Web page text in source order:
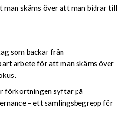
man skäms över att man bidrar till
som backar från
arbete för att man skäms över
förkortningen syftar på
– ett samlingsbegrepp för